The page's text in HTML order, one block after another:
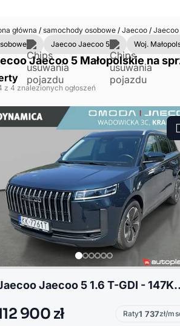
główna /samochody osobowe /Jaecoo /Jaecoo
Jaecoo Jaecoo 5 Woj.
Jaecoo 5 Małopolskie na
z 4 znalezionych ogłoszeń
Jaecoo Jaecoo 5 1.6 T-GDI -
900 zł Raty1 737zł/